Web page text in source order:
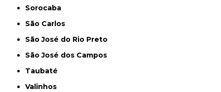
Sorocaba
São Carlos
São José do Rio Preto
São José dos Campos
Taubaté
Valinhos